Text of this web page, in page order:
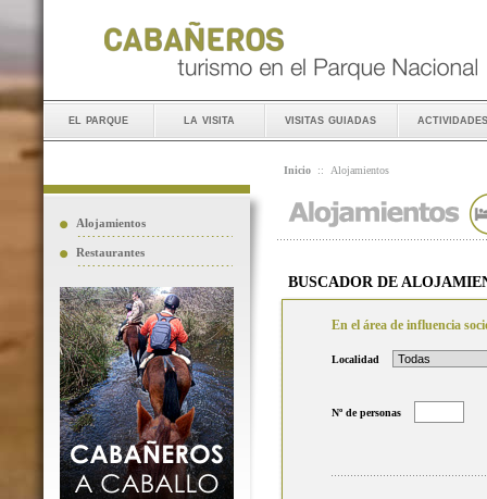
el parque la visita visitas guiadas actividades
Alojamientos
Restaurantes
Inicio :: Alojamientos
BUSCADOR DE
En el área de influencia
Localidad
Nº de personas